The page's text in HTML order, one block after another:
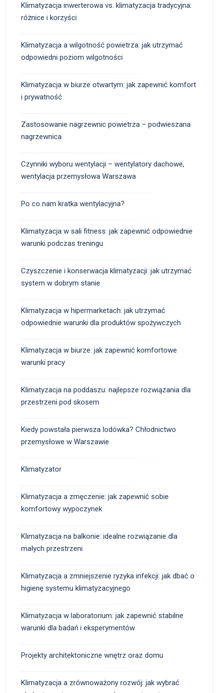
Klimatyzacja inwerterowa vs. klimatyzacja tradycyjna:
różnice i korzyści
Klimatyzacja a wilgotność powietrza: jak utrzymać
odpowiedni poziom wilgotności
Klimatyzacja w biurze otwartym: jak zapewnić komfort
i prywatność
Zastosowanie nagrzewnic powietrza – podwieszana
nagrzewnica
Czynniki wyboru wentylacji – wentylatory dachowe,
wentylacja przemysłowa Warszawa
Po co nam kratka wentylacyjna?
Klimatyzacja w sali fitness: jak zapewnić odpowiednie
warunki podczas treningu
Czyszczenie i konserwacja klimatyzacji: jak utrzymać
system w dobrym stanie
Klimatyzacja w hipermarketach: jak utrzymać
odpowiednie warunki dla produktów spożywczych
Klimatyzacja w biurze: jak zapewnić komfortowe
warunki pracy
Klimatyzacja na poddaszu: najlepsze rozwiązania dla
przestrzeni pod skosem
Kiedy powstała pierwsza lodówka? Chłodnictwo
przemysłowe w Warszawie
Klimatyzator
Klimatyzacja a zmęczenie: jak zapewnić sobie
komfortowy wypoczynek
Klimatyzacja na balkonie: idealne rozwiązanie dla
małych przestrzeni
Klimatyzacja a zmniejszenie ryzyka infekcji: jak dbać o
higienę systemu klimatyzacyjnego
Klimatyzacja w laboratorium: jak zapewnić stabilne
warunki dla badań i eksperymentów
Projekty architektoniczne wnętrz oraz domu
Klimatyzacja a zrównoważony rozwój: jak wybrać